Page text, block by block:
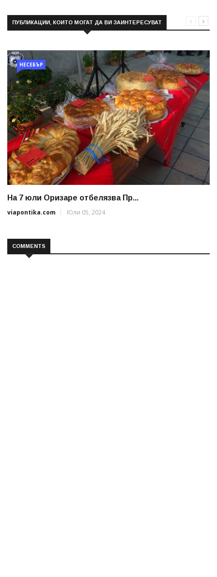
ПУБЛИКАЦИИ, КОИТО МОГАТ ДА ВИ ЗАИНТЕРЕСУВАТ
НЕСЕБЪР
На 7 юли Оризаре отбелязва Пр...
viapontika.com
Юли 05, 2024
COMMENTS